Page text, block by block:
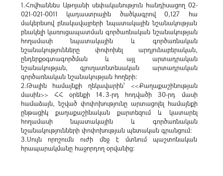
1.Հովհաննես Աթոյանի սեփականություն հանդիսացող 02-
021-021-0011 կադաստրային ծածկագրով 0,127 հա
մակերեսով բնակավայրերի նպատակային նշանակության
բնակելի կառուցապատման գործառնական նշանակության
հողամասի նպատակային և գործառնական
նշանակությունները փոփոխել արդյունաբերական,
ընդերքօգտագործման և այլ արտադրական
նշանակության, գյուղատնտեսական արտադրական
գործառնական նշանակության հողերի:
2.Թալին համայնքի ղեկավարին՝ <<Քաղաքաշինության
մասին>> ՀՀ օրենքի 14․3-րդ հոդվածի 30-րդ մասի
համաձայն, նշված փոփոխությունը արտացոլել համայնքի
ընթացիկ քաղաքաշինական քարտեզում և կատարել
հողամասի նպատակային և գործառնական
նշանակությունների փոփոխության պետական գրանցում։
3.Սույն որոշումն ուժի մեջ է մտնում պաշտոնական
հրապարակմանը հաջորդող օրվանից։